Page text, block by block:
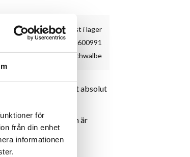
för
från din enhet
informationen
2 st i lager
18-11600991
Schwalbe
den som vill ha det absolut
mittkärna. Däcken är